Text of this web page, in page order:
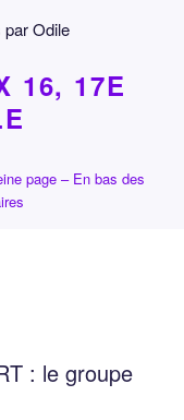
16, 17E
page – En bas des
: le groupe